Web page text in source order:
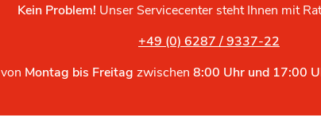
Kein Problem! Unser Servicecenter steht Ihnen mit
+49 (0) 6287 / 9337-22
von Montag bis Freitag zwischen8:00 Uhr und 17:00